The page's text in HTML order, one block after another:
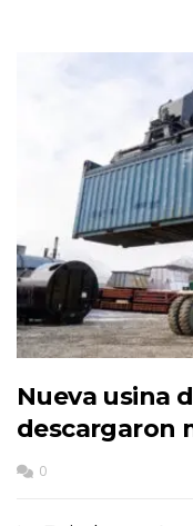
Nueva usina
descargaron
0